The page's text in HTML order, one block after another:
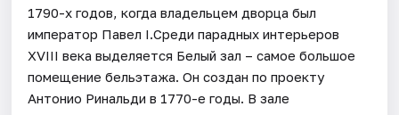
1790-х годов, когда владельцем дворца был
император Павел I.Среди парадных интерьеров
XVIII века выделяется Белый зал – самое большое
помещение бельэтажа. Он создан по проекту
Антонио Ринальди в 1770-е годы. В зале